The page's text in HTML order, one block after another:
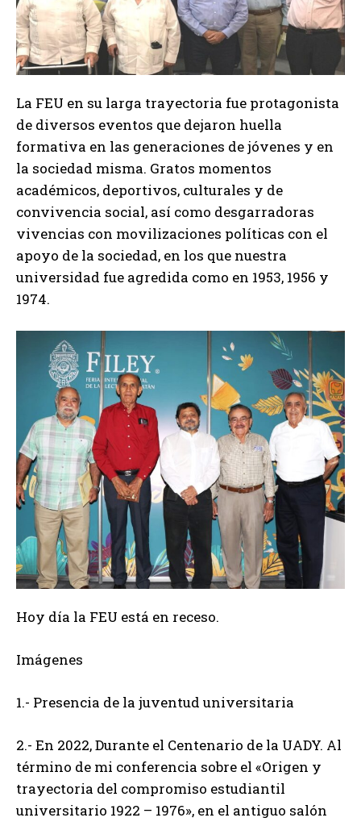
La FEU en su larga trayectoria fue protagonista
de diversos eventos que dejaron huella
formativa en las generaciones de jóvenes y en
la sociedad misma. Gratos momentos
académicos, deportivos, culturales y de
convivencia social, así como desgarradoras
vivencias con movilizaciones políticas con el
apoyo de la sociedad, en los que nuestra
universidad fue agredida como en 1953, 1956 y
1974.
Hoy día la FEU está en receso.
Imágenes
1.- Presencia de la juventud universitaria
2.- En 2022, Durante el Centenario de la UADY. Al
término de mi conferencia sobre el «Origen y
trayectoria del compromiso estudiantil
universitario 1922 – 1976», en el antiguo salón